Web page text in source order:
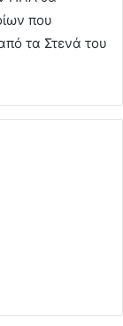
που
τα Στενά του